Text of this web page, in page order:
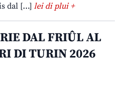
dal […] lei di plui +
DAL FRIÛL AL
DI TURIN 2026